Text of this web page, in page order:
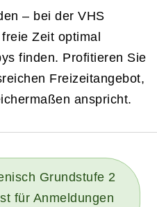
– bei der VHS
Zeit optimal
finden. Profitieren Sie
Freizeitangebot,
anspricht.
Grundstufe 2
für Anmeldungen